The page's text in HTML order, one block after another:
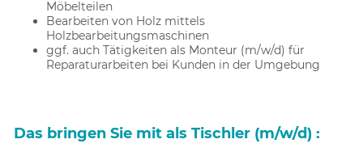
Möbelteilen
Bearbeiten von Holz mittels
Holzbearbeitungsmaschinen
ggf. auch Tätigkeiten als Monteur (m/w/d) für
Reparaturarbeiten bei Kunden in der Umgebung
Das bringen Sie mit als Tischler (m/w/d) :